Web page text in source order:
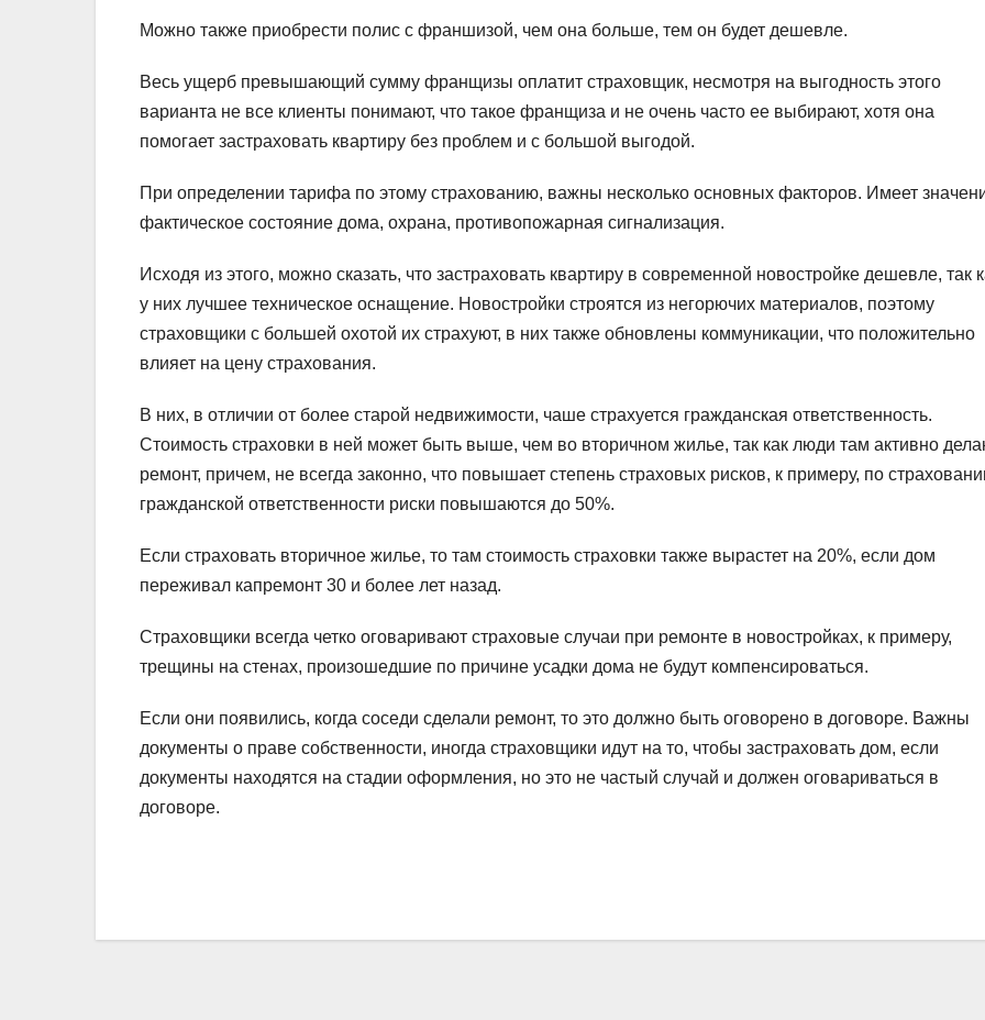
Можно также приобрести полис с франшизой, чем она больше, тем он будет дешевле.
Весь ущерб превышающий сумму франщизы оплатит страховщик, несмотря на выгодность этого
варианта не все клиенты понимают, что такое франщиза и не очень часто ее выбирают, хотя она
помогает застраховать квартиру без проблем и с большой выгодой.
При определении тарифа по этому страхованию, важны несколько основных факторов. Имеет
фактическое состояние дома, охрана, противопожарная сигнализация.
Исходя из этого, можно сказать, что застраховать квартиру в современной новостройке дешевле, так
у них лучшее техническое оснащение. Новостройки строятся из негорючих материалов, поэтому
страховщики с большей охотой их страхуют, в них также обновлены коммуникации, что положительно
влияет на цену страхования.
В них, в отличии от более старой недвижимости, чаше страхуется гражданская ответственность.
Стоимость страховки в ней может быть выше, чем во вторичном жилье, так как люди там активно
ремонт, причем, не всегда законно, что повышает степень страховых рисков, к примеру, по
гражданской ответственности риски повышаются до 50%.
Если страховать вторичное жилье, то там стоимость страховки также вырастет на 20%, если дом
переживал капремонт 30 и более лет назад.
Страховщики всегда четко оговаривают страховые случаи при ремонте в новостройках, к примеру,
трещины на стенах, произошедшие по причине усадки дома не будут компенсироваться.
Если они появились, когда соседи сделали ремонт, то это должно быть оговорено в договоре. Важны
документы о праве собственности, иногда страховщики идут на то, чтобы застраховать дом, если
документы находятся на стадии оформления, но это не частый случай и должен оговариваться в
договоре.